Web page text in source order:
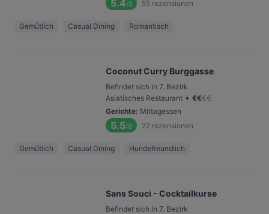
5.4/6 55 rezensionen
Gemütlich Casual Dining Romantisch
Coconut Curry Burggasse
Befindet sich in 7. Bezirk
Asiatisches Restaurant • €€€€
Gerichte: Mittagessen
5.5/6 22 rezensionen
Gemütlich Casual Dining Hundefreundlich
Sans Souci - Cocktailkurse
Befindet sich in 7. Bezirk